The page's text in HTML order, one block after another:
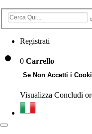
Registrati
0 Carrello
Se Non Accetti i
Visualizza Concludi